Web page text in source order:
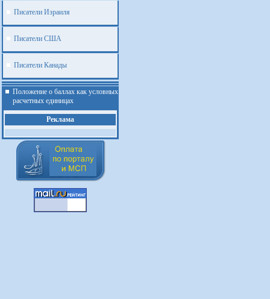
Писатели Израиля
Писатели США
Писатели Канады
Положение о баллах как условных
расчетных единицах
Реклама